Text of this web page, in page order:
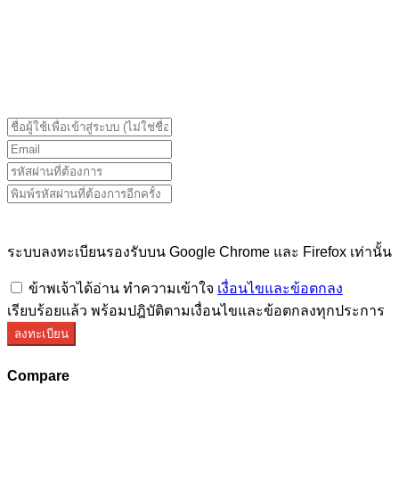
ระบบลงทะเบียนรองรับบน Google Chrome และ Firefox เท่านั้น
ข้าพเจ้าได้อ่าน ทำความเข้าใจ เงื่อนไขและข้อตกลง
เรียบร้อยแล้ว พร้อมปฎิบัติตามเงื่อนไขและข้อตกลงทุกประการ
ลงทะเบียน
Compare